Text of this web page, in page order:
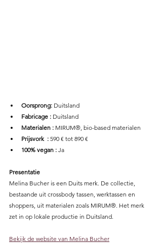
Oorsprong: Duitsland
Fabricage : Duitsland
Materialen : MIRUM®, bio-based materialen
Prijsvork  : 590 € tot 890 €
100% vegan : Ja
Presentatie
Melina Bucher is een Duits merk. De collectie,
bestaande uit crossbody tassen, werktassen en
shoppers, uit materialen zoals MIRUM®. Het merk
zet in op lokale productie in Duitsland.
Bekijk de website van Melina Bucher